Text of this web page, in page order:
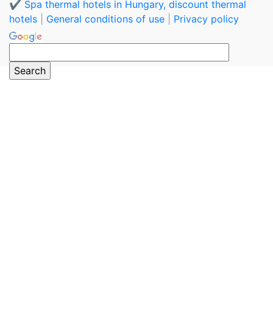
✔️ Spa thermal hotels in Hungary, discount thermal
hotels
General conditions of use Privacy policy